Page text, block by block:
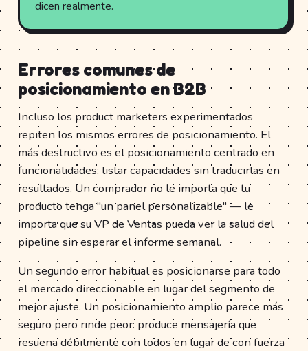
dicen realmente.
Errores comunes de
posicionamiento en B2B
Incluso los product marketers experimentados
repiten los mismos errores de posicionamiento. El
más destructivo es el posicionamiento centrado en
funcionalidades: listar capacidades sin traducirlas en
resultados. Un comprador no le importa que tu
producto tenga "un panel personalizable" — le
importa que su VP de Ventas pueda ver la salud del
pipeline sin esperar el informe semanal.
Un segundo error habitual es posicionarse para todo
el mercado direccionable en lugar del segmento de
mejor ajuste. Un posicionamiento amplio parece más
seguro pero rinde peor: produce mensajería que
resuena débilmente con todos en lugar de con fuerza